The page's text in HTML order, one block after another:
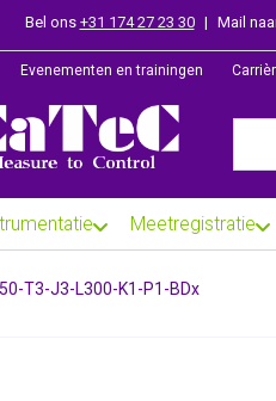
Bel ons +31 174 27 23 30 | Mail
Evenementen en trainingen
Meetregistratie
T3-J3-L300-K1-P1-BDx